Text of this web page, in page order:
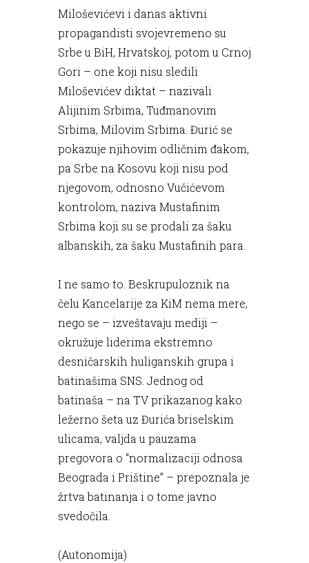
Miloševićevi i danas aktivni
propagandisti svojevremeno su
Srbe u BiH, Hrvatskoj, potom u Crnoj
Gori – one koji nisu sledili
Miloševićev diktat – nazivali
Alijinim Srbima, Tuđmanovim
Srbima, Milovim Srbima. Đurić se
pokazuje njihovim odličnim đakom,
pa Srbe na Kosovu koji nisu pod
njegovom, odnosno Vučićevom
kontrolom, naziva Mustafinim
Srbima koji su se prodali za šaku
albanskih, za šaku Mustafinih para.
I ne samo to. Beskrupuloznik na
čelu Kancelarije za KiM nema mere,
nego se – izveštavaju mediji –
okružuje liderima ekstremno
desničarskih huliganskih grupa i
batinašima SNS. Jednog od
batinaša – na TV prikazanog kako
ležerno šeta uz Đurića briselskim
ulicama, valjda u pauzama
pregovora o “normalizaciji odnosa
Beograda i Prištine” – prepoznala je
žrtva batinanja i o tome javno
svedočila.
(Autonomija)